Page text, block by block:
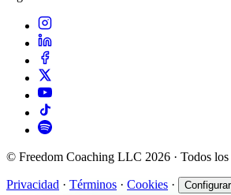
© Freedom Coaching LLC 2026 · Todos los
Privacidad · Términos · Cookies ·